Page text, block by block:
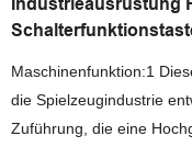
Industrieausrüstung
Maschinenfunktion:1
die Spielzeugindustrie
Zuführung, die eine